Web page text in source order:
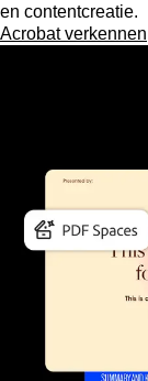
en contentcreatie.
Acrobat verkennen